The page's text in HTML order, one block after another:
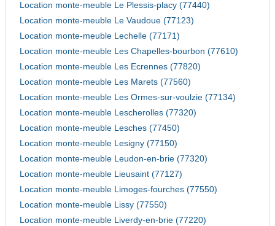
Location monte-meuble Le Plessis-placy (77440)
Location monte-meuble Le Vaudoue (77123)
Location monte-meuble Lechelle (77171)
Location monte-meuble Les Chapelles-bourbon (77610)
Location monte-meuble Les Ecrennes (77820)
Location monte-meuble Les Marets (77560)
Location monte-meuble Les Ormes-sur-voulzie (77134)
Location monte-meuble Lescherolles (77320)
Location monte-meuble Lesches (77450)
Location monte-meuble Lesigny (77150)
Location monte-meuble Leudon-en-brie (77320)
Location monte-meuble Lieusaint (77127)
Location monte-meuble Limoges-fourches (77550)
Location monte-meuble Lissy (77550)
Location monte-meuble Liverdy-en-brie (77220)